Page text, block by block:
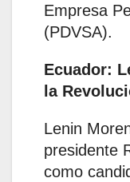
Empresa
(PDVSA).
Ecuador:
la
Lenin
presidente
como